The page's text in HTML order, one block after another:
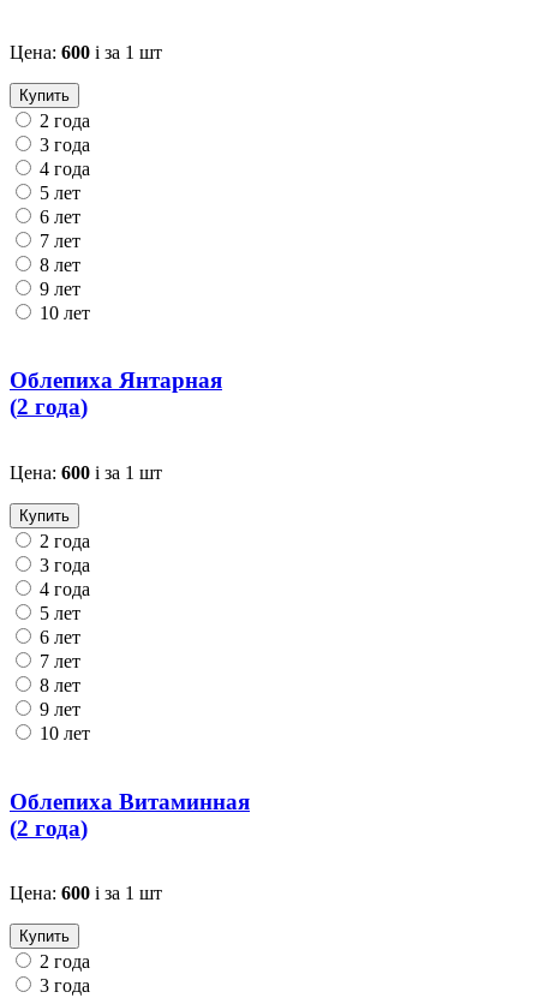
Цена: 600 i за 1 шт
Купить
2 года
3 года
4 года
5 лет
6 лет
7 лет
8 лет
9 лет
10 лет
Облепиха Янтарная
(2 года)
Цена: 600 i за 1 шт
Купить
2 года
3 года
4 года
5 лет
6 лет
7 лет
8 лет
9 лет
10 лет
Облепиха Витаминная
(2 года)
Цена: 600 i за 1 шт
Купить
2 года
3 года